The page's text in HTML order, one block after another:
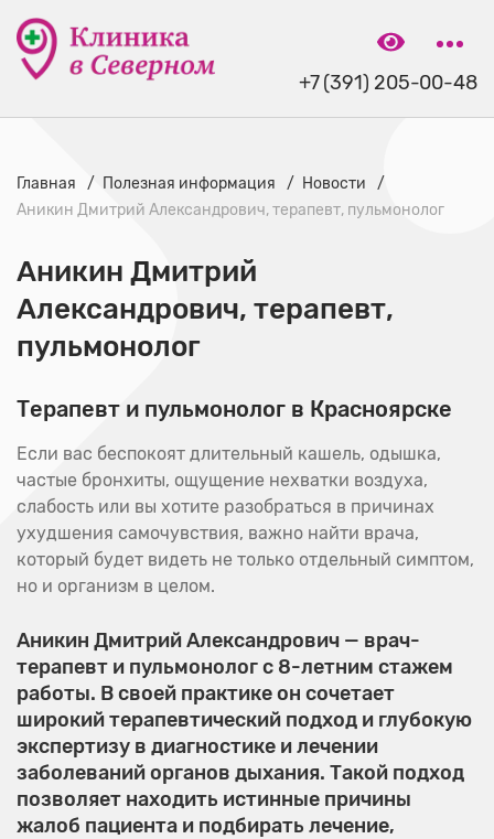
+7 (391) 205-00-48
Главная Полезная информация
Новости
Аникин Дмитрий Александрович, терапевт, пульмонолог
Аникин Дмитрий
Александрович, терапевт,
пульмонолог
Терапевт и пульмонолог в Красноярске
Если вас беспокоят длительный кашель, одышка,
частые бронхиты, ощущение нехватки воздуха,
слабость или вы хотите разобраться в причинах
ухудшения самочувствия, важно найти врача,
который будет видеть не только отдельный симптом,
но и организм в целом.
Аникин Дмитрий Александрович — врач-
терапевт и пульмонолог с 8-летним стажем
работы. В своей практике он сочетает
широкий терапевтический подход и глубокую
экспертизу в диагностике и лечении
заболеваний органов дыхания. Такой подход
позволяет находить истинные причины
жалоб пациента и подбирать лечение,